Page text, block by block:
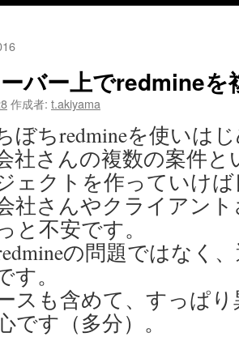
バー上でredmineを
作成者: t.akiyama
ぼちredmineを使いは
社さんの複数の案件
ェクトを作っていけ
社さんやクライアン
と不安です。
の問題ではなく
す。
スも含めて、すっぱ
です（多分）。